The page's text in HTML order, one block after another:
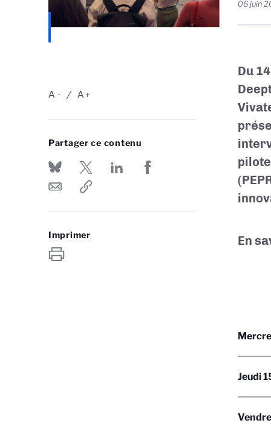
-
A +
A
Partager ce contenu
Imprimer
06 juin
Du
En
Jeudi